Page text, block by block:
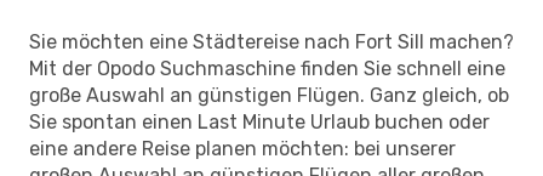
Sie möchten eine Städtereise nach Fort Sill machen?
Mit der Opodo Suchmaschine finden Sie schnell eine
große Auswahl an günstigen Flügen. Ganz gleich, ob
Sie spontan einen Last Minute Urlaub buchen oder
eine andere Reise planen möchten: bei unserer